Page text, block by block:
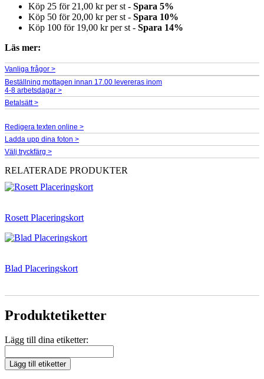
Köp 25 för 21,00 krper st - Spara 5%
Köp 50 för 20,00 krper st - Spara 10%
Köp 100 för 19,00 krper st - Spara 14%
Läs mer:
Vanliga frågor >
Beställning mottagen innan 17.00 levereras inom
4-8 arbetsdagar >
Betalsätt >
Redigera texten online >
Ladda upp dina foton >
Välj tryckfärg >
RELATERADE PRODUKTER
Rosett Placeringskort
Blad Placeringskort
Produktetiketter
Lägg till dina etiketter:
Lägg till etiketter